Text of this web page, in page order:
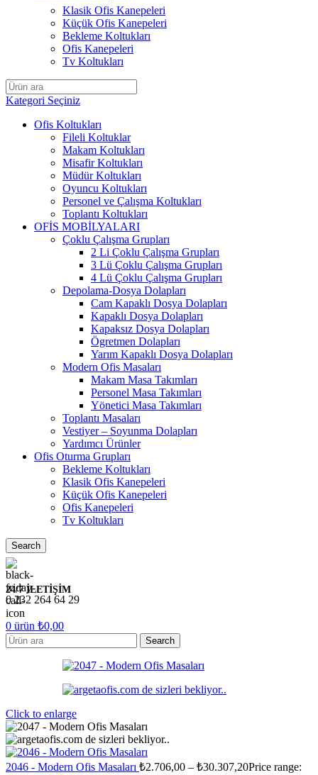
Klasik Ofis Kanepeleri
Küçük Ofis Kanepeleri
Bekleme Koltukları
Ofis Kanepeleri
Tv Koltukları
Kategori Seçiniz
Ofis Koltukları
Fileli Koltuklar
Makam Koltukları
Misafir Koltukları
Müdür Koltukları
Oyuncu Koltukları
Personel ve Çalışma Koltukları
Toplantı Koltukları
OFİS MOBİLYALARI
Çoklu Çalışma Grupları
2 Li Çoklu Çalışma Grupları
3 Lü Çoklu Çalışma Grupları
4 Lü Çoklu Çalışma Grupları
Depolama-Dosya Dolapları
Cam Kapaklı Dosya Dolapları
Kapaklı Dosya Dolapları
Kapaksız Dosya Dolapları
Ögretmen Dolapları
Yarım Kapaklı Dosya Dolapları
Modern Ofis Masaları
Makam Masa Takımları
Personel Masa Takımları
Yönetici Masa Takımları
Toplantı Masaları
Vestiyer – Soyunma Dolapları
Yardımcı Ürünler
Ofis Oturma Grupları
Bekleme Koltukları
Klasik Ofis Kanepeleri
Küçük Ofis Kanepeleri
Ofis Kanepeleri
Tv Koltukları
Search
24/7 İLETİŞİM
0 232 264 64 29
0 ürün ₺0,00
Search
Click to enlarge
2046 - Modern Ofis Masaları ₺2.706,00 – ₺30.307,20Price range: